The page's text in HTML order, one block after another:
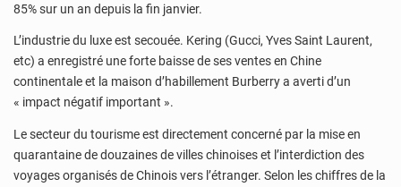
85% sur un an depuis la fin janvier.
L’industrie du luxe est secouée. Kering (Gucci, Yves Saint Laurent,
etc) a enregistré une forte baisse de ses ventes en Chine
continentale et la maison d’habillement Burberry a averti d’un
« impact négatif important ».
Le secteur du tourisme est directement concerné par la mise en
quarantaine de douzaines de villes chinoises et l’interdiction des
voyages organisés de Chinois vers l’étranger. Selon les chiffres de la